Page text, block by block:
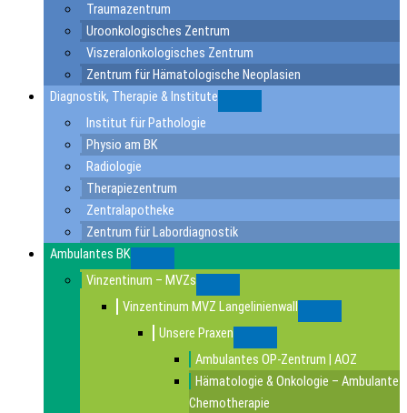
Traumazentrum
Uroonkologisches Zentrum
Viszeralonkologisches Zentrum
Zentrum für Hämatologische Neoplasien
Diagnostik, Therapie & Institute
Institut für Pathologie
Physio am BK
Radiologie
Therapiezentrum
Zentralapotheke
Zentrum für Labordiagnostik
Ambulantes BK
Vinzentinum – MVZs
Vinzentinum MVZ Langelinienwall
Unsere Praxen
Ambulantes OP-Zentrum | AOZ
Hämatologie & Onkologie – Ambulante
Chemotherapie